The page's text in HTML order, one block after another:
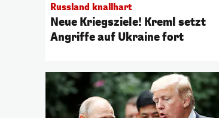
Russland knallhart
Neue Kriegsziele! Kreml setzt
Angriffe auf Ukraine fort